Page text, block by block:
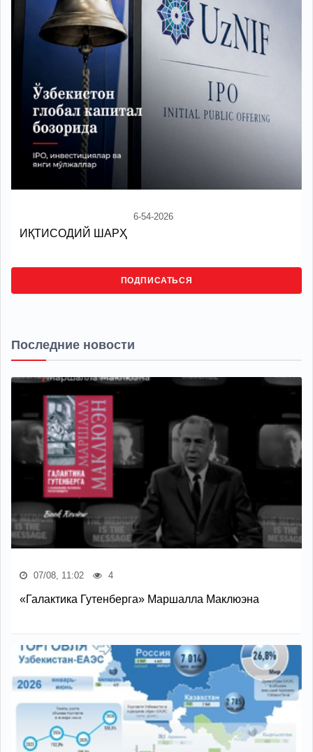
6-54-2026
ИҚТИСОДИЙ ШАРҲ
ПОДПИСАТЬСЯ
Последние новости
07/08, 11:02 4
«Галактика Гутенберга» Маршалла Маклюэна